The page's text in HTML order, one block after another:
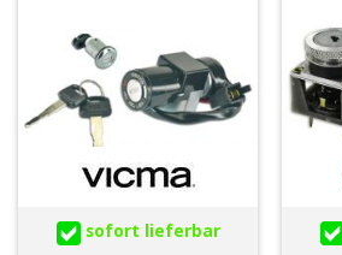
sofort lieferbar